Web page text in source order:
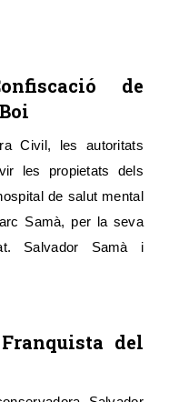
de
Civil, les autoritats
les propietats dels
de salut mental
Samà, per la seva
Salvador Samà i
Franquista del